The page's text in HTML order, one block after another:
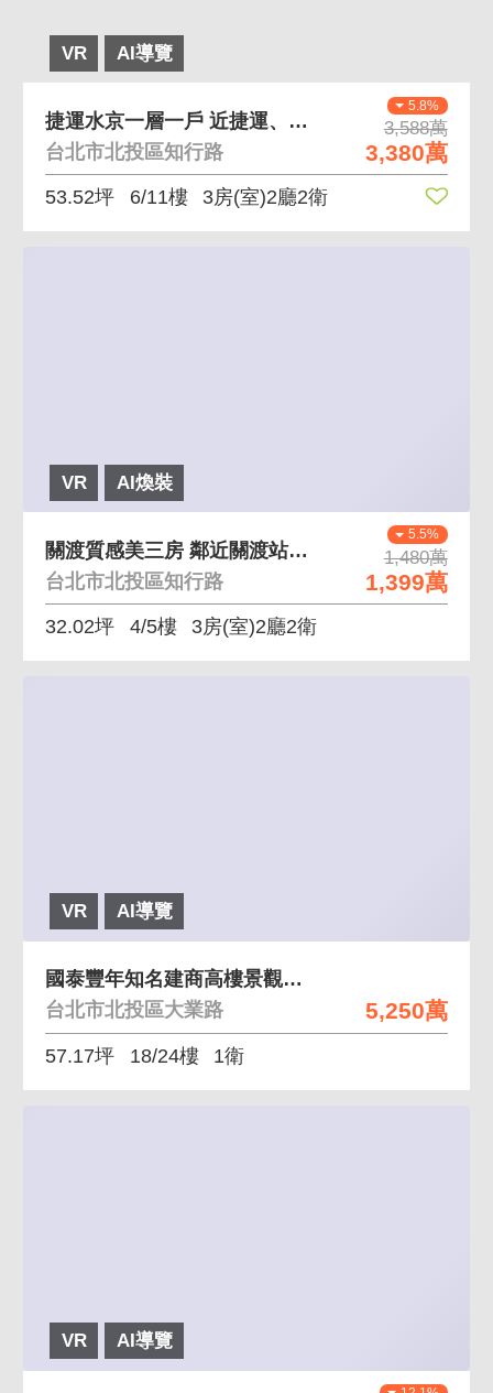
VR AI導覽
5.8%
3,588萬
3,380萬
捷運水京一層一戶 近捷運、生活機能佳、坡平大車位
台北市北投區知行路
53.52坪 6/11樓 3房(室)2廳2衛
VR AI煥裝
5.5%
1,480萬
1,399萬
關渡質感美三房 鄰近關渡站、水鳥公園
台北市北投區知行路
32.02坪 4/5樓 3房(室)2廳2衛
VR AI導覽
5,250萬
國泰豐年知名建商高樓景觀可規劃三房 國泰建設北投捷
台北市北投區大業路
57.17坪 18/24樓 1衛
VR AI導覽